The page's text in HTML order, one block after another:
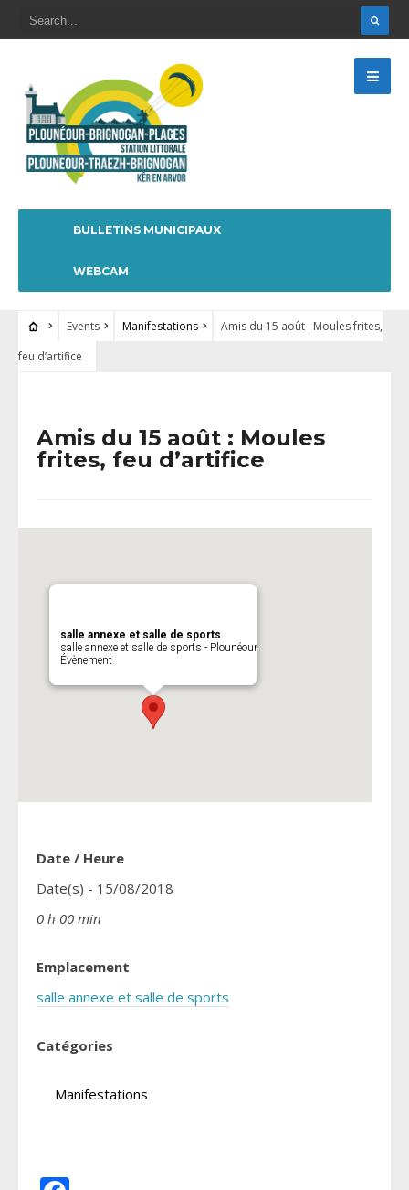
BULLETINS MUNICIPAUX
WEBCAM
Events Manifestations
Amis du 15 août : Moules frites,
feu d’artifice
Amis du 15 août : Moules
frites, feu d’artifice
salle annexe et salle de sports
salle annexe et salle de sports - Plounéour
Évènement
Date / Heure
Date(s) - 15/08/2018
0 h 00 min
Emplacement
salle annexe et salle de sports
Catégories
Manifestations